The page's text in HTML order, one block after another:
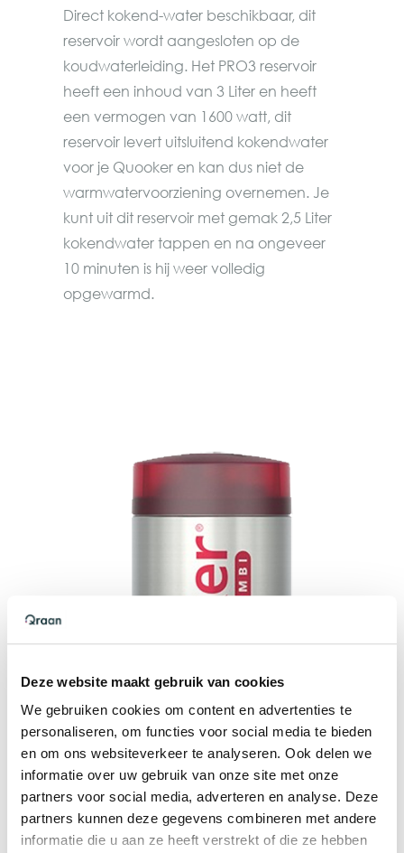
Deze website maakt gebruik van cookies
We gebruiken cookies om content en advertenties te
personaliseren, om functies voor social media te bieden
en om ons websiteverkeer te analyseren. Ook delen we
informatie over uw gebruik van onze site met onze
partners voor social media, adverteren en analyse. Deze
partners kunnen deze gegevens combineren met andere
informatie die u aan ze heeft verstrekt of die ze hebben
Direct kokend-water beschikbaar, dit
reservoir wordt aangesloten op de
koudwaterleiding. Het PRO3 reservoir
heeft een inhoud van 3 Liter en heeft
een vermogen van 1600 watt, dit
reservoir levert uitsluitend kokendwater
voor je Quooker en kan dus niet de
warmwatervoorziening overnemen. Je
kunt uit dit reservoir met gemak 2,5 Liter
kokendwater tappen en na ongeveer
10 minuten is hij weer volledig
opgewarmd.